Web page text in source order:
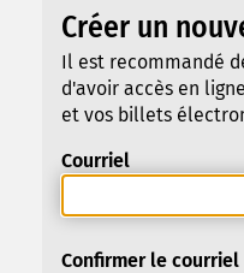
Créer un
Il est recommandé
d'avoir accès en
et vos billets
Courriel
Confirmer le courriel